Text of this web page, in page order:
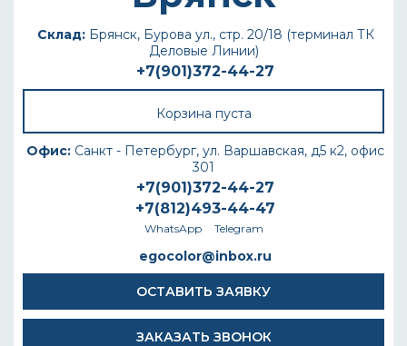
Склад:Брянск, Бурова ул., стр. 20/18 (терминал ТК
Деловые Линии)
+7(901)372-44-27
Корзина пуста
Офис: Санкт - Петербург, ул. Варшавская, д5 к2, офис
301
+7(901)372-44-27
+7(812)493-44-47
WhatsApp Telegram
egocolor@inbox.ru
ОСТАВИТЬ ЗАЯВКУ
ЗАКАЗАТЬ ЗВОНОК